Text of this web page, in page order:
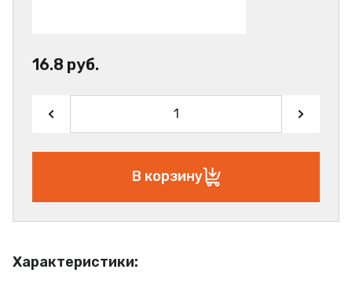
Характеристики:
16.8 руб.
В корзину